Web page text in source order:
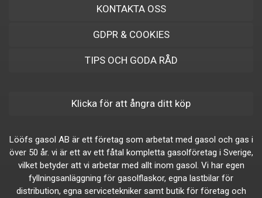
KONTAKTA OSS
GDPR & COOKIES
TIPS OCH GODA RÅD
Klicka för att ångra ditt köp
Lööfs gasol AB är ett företag som arbetat med gasol och gas i
över 50 år. vi är ett av ett fåtal kompletta gasolföretag i Sverige,
vilket betyder att vi arbetar med allt inom gasol. Vi har egen
fyllningsanläggning för gasolflaskor, egna lastbilar för
distribution, egna servicetekniker samt butik för företag och